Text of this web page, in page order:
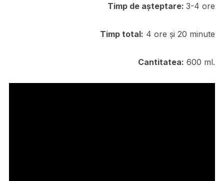
Timp de așteptare:3-4 ore
Timp total: 4 ore și 20 minute
Cantitatea: 600 ml.